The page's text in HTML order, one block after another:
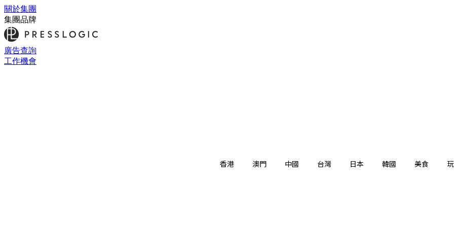
關於集團
集團品牌
廣告查詢
工作機會
香港 澳門 中國 台灣 日本 韓國 美食